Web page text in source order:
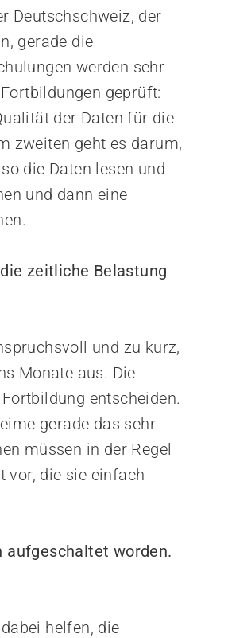
Deutschschweiz, der
gerade die
werden sehr
geprüft:
der Daten für die
zweiten geht es darum,
die Daten lesen und
und dann eine
zeitliche Belastung
und zu kurz,
Monate aus. Die
entscheiden.
gerade das sehr
müssen in der Regel
vor, die sie einfach
aufgeschaltet worden.
helfen, die